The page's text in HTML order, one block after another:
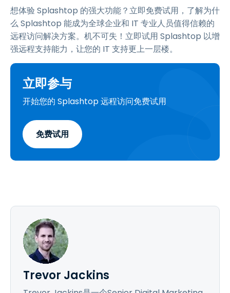
想体验 Splashtop 的强大功能？立即免费试用，了解为什
么 Splashtop 能成为全球企业和 IT 专业人员值得信赖的
远程访问解决方案。机不可失！立即试用 Splashtop 以增
强远程支持能力，让您的 IT 支持更上一层楼。
立即参与
开始您的 Splashtop 远程访问免费试用
免费试用
Trevor Jackins